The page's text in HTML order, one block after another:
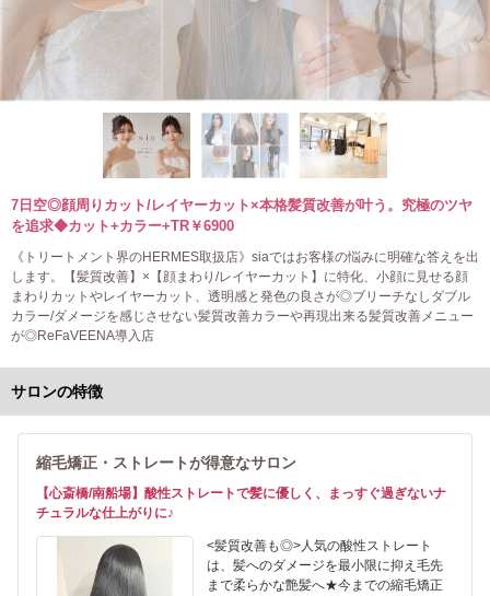
7日空◎顔周りカット/レイヤーカット×本格髪質改善が叶う。究極のツヤ
を追求◆カット+カラー+TR￥6900
《トリートメント界のHERMES取扱店》siaではお客様の悩みに明確な答えを出
します。【髪質改善】×【顔まわり/レイヤーカット】に特化、小顔に見せる顔
まわりカットやレイヤーカット、透明感と発色の良さが◎ブリーチなしダブル
カラー/ダメージを感じさせない髪質改善カラーや再現出来る髪質改善メニュー
が◎ReFaVEENA導入店
サロンの特徴
縮毛矯正・ストレートが得意なサロン
【心斎橋/南船場】酸性ストレートで髪に優しく、まっすぐ過ぎないナ
チュラルな仕上がりに♪
<髪質改善も◎>人気の酸性ストレート
は、髪へのダメージを最小限に抑え毛先
まで柔らかな艶髪へ★今までの縮毛矯正